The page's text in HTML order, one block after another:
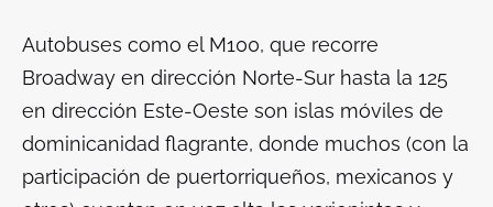
Autobuses como el M100, que recorre
Broadway en dirección Norte-Sur hasta la 125
en dirección Este-Oeste son islas móviles de
dominicanidad flagrante, donde muchos (con la
participación de puertorriqueños, mexicanos y